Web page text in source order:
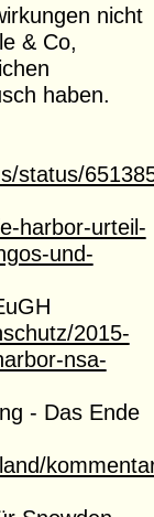
nicht
& Co,
haben.
status/
harbor-urteil-
und-
2015-
nsa-
- Das Ende